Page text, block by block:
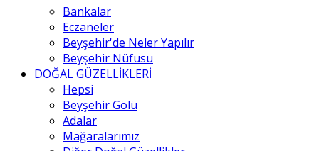
Bankalar
Eczaneler
Beyşehir'de Neler Yapılır
Beyşehir Nüfusu
DOĞAL GÜZELLİKLERİ
Hepsi
Beyşehir Gölü
Adalar
Mağaralarımız